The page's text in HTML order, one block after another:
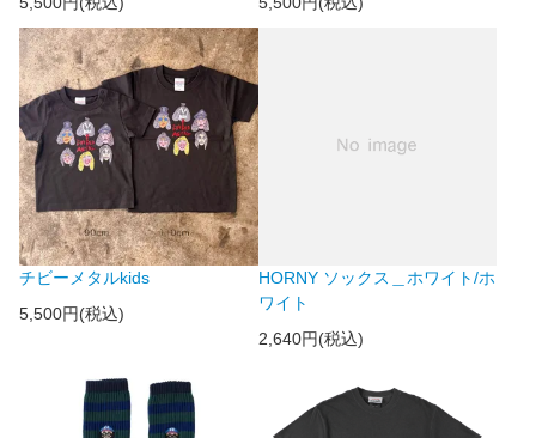
チビーメタルkids
5,500円(税込)
HORNY ソックス＿ホワイト/ホ
ワイト
2,640円(税込)